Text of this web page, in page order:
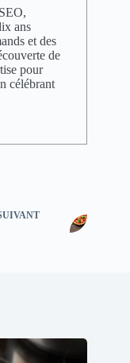
ans
et des
de
pour
célébrant